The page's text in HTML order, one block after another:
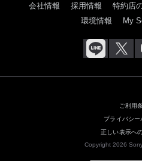
会社情報 採用情報 特約店
環境情報
My
ご利用
プライバシー
正しい表示へ
Copyright 2026